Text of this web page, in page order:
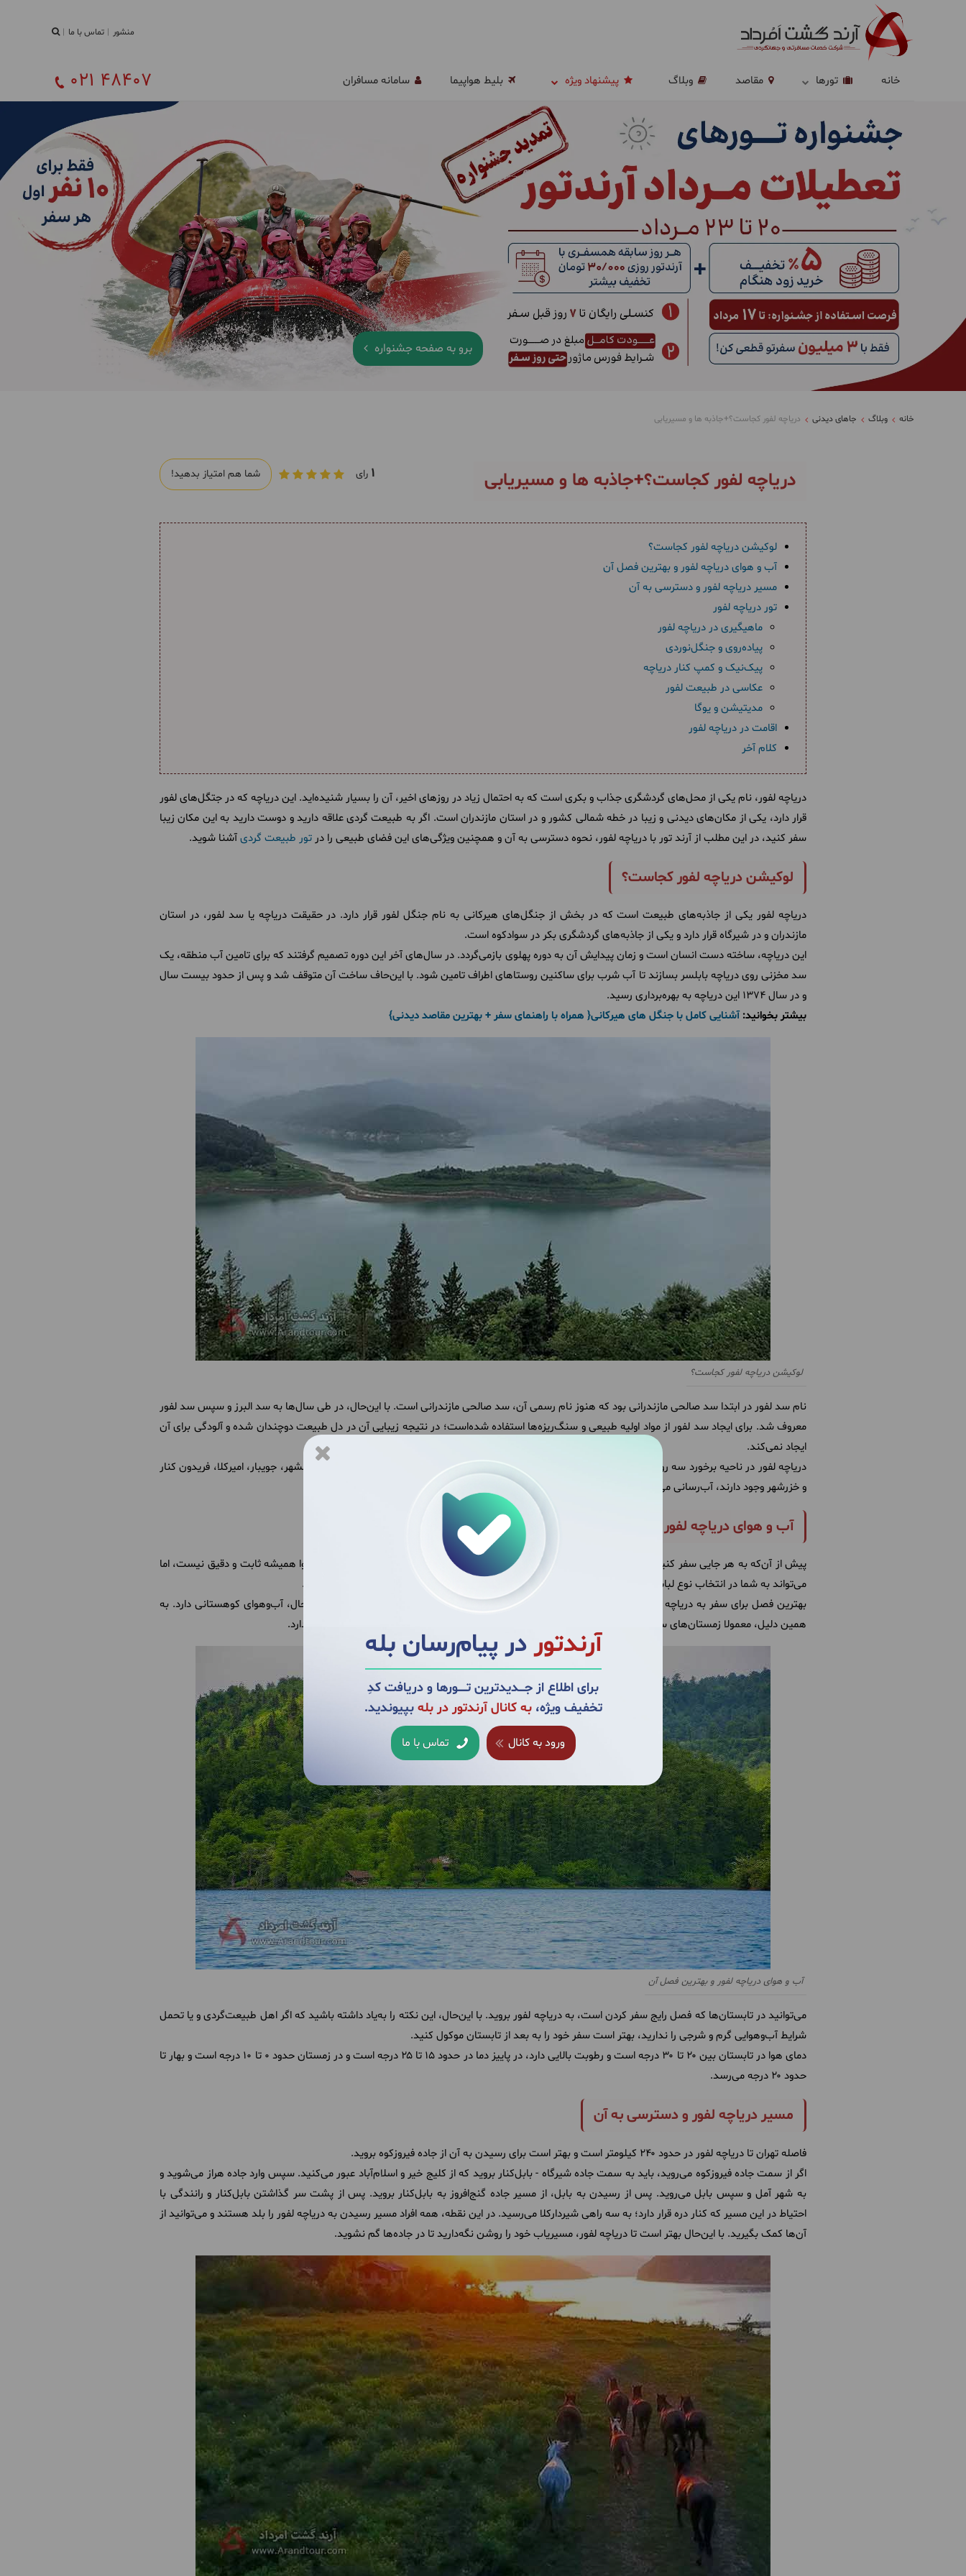
آرندتوردر پیام‌رسان بله
برای اطلاع از جــــدیدترین تــــــورها و دریافت کدِ
تخفیف ویژه،به کانال آرندتور در بله بپیوندید.
ورود به کانال تماس با ما
منشور تماس با ما
خانه تورها مقاصد وبلاگ پیشنهاد ویژه بلیط هواپیما سامانه مسافران 021 48407
برو به صفحه جشنواره
خانه وبلاگ جاهای دیدنی دریاچه لفور کجاست؟+جاذبه ها و مسیریابی
دریاچه لفور کجاست؟+جاذبه ها و مسیریابی 1 رای شما هم امتیاز بدهید!
لوکیشن دریاچه لفور کجاست؟
آب و هوای دریاچه لفور و بهترین فصل آن
مسیر دریاچه لفور و دسترسی به آن
تور دریاچه لفور
ماهیگیری در دریاچه لفور
پیاده‌روی و جنگل‌نوردی
پیک‌نیک و کمپ کنار دریاچه
عکاسی در طبیعت لفور
مدیتیشن و یوگا
اقامت در دریاچه لفور
کلام آخر
دریاچه لفور، نام یکی از محل‌های گردشگری جذاب و بکری است که به احتمال زیاد در روزهای اخیر، آن را بسیار شنیده‌اید. این دریاچه که در جتگل‌های لفور
قرار دارد، یکی از مکان‌های دیدنی و زیبا در خطه شمالی کشور و در استان مازندران است. اگر به طبیعت گردی علاقه دارید و دوست دارید به این مکان زیبا
سفر کنید، در این مطلب از آرند تور با دریاچه لفور، نحوه دسترسی به آن و همچنین ویژگی‌های این فضای طبیعی را در تور طبیعت گردیآشنا شوید.
لوکیشن دریاچه لفور کجاست؟
دریاچه لفور یکی از جاذبه‌های طبیعت است که در بخش از جنگل‌های هیرکانی به نام جنگل لفور قرار دارد. در حقیقت دریاچه یا سد لفور، در استان
مازندران و در شیرگاه قرار دارد و یکی از جاذبه‌های گردشگری بکر در سوادکوه است.
این دریاچه، ساخته دست انسان است و زمان پیدایش آن به دوره پهلوی بازمی‌گردد. در سال‌های آخر این دوره تصمیم گرفتند که برای تامین آب منطقه، یک
سد مخزنی روی دریاچه بابلسر بسازند تا آب شرب برای ساکنین روستاهای اطراف تامین شود. با این‌حاف ساخت آن متوقف شد و پس از حدود بیست سال
و در سال ۱۳۷۴ این دریاچه به بهره‌برداری رسید.
بیشتر بخوانید:آشنایی کامل با جنگل های هیرکانی{ همراه با راهنمای سفر + بهترین مقاصد دیدنی}
لوکیشن دریاچه لفور کجاست؟
نام سد لفور در ابتدا سد صالحی مازندرانی بود که هنوز نام رسمی آن، سد صالحی مازندرانی است. با این‌حال، در طی سال‌ها به سد البرز و سپس سد لفور
معروف شد. برای ایجاد سد لفور از مواد اولیه طبیعی و سنگ‌ریزه‌ها استفاده شده‌است؛ در نتیجه زیبایی آن در دل طبیعت دوچندان شده و آلودگی برای آن
ایجاد نمی‌کند.
دریاچه لفور در ناحیه برخورد سه رودخانه کارسنگ، اسکلیم و آذررود به‌وجود آمده است و به روستاهایی که در بابل، قائمشهر، جویبار، امیرکلا، فریدون کنار
و خزرشهر وجود دارند، آب‌رسانی می‌کند. دریاچه لفور حدود ۱۲۲ مترمکعب حجم مفید دارد.
آب و هوای دریاچه لفور و بهترین فصل آن
پیش از آن‌که به هر جایی سفر کنید، بهتر است درباره آب‌وهوای آن‌جا اطلاعات کافی داشته باشید. با وجود آن‌که آب‌وهوا همیشه ثابت و دقیق نیست، اما
می‌تواند به شما در انتخاب نوع لباس و حتی نوع سفر شما که پیک‌نیکی باشد و یا در یک اقامتگاه سپری شود، کمک کند.
بهترین فصل برای سفر به دریاچه لفور، پاییز و بهار است. در حقیقت، این دریاچه تا دریا فاصله زیادی ندارد و در عین حال، آب‌وهوای کوهستانی دارد. به
همین دلیل، معمولا زمستان‌های سرد، تابستان‌های گرم و شرجی، بهار معتدل و مرطوب و همچنین پاییز معتدل و خنک دارد.
آب و هوای دریاچه لفور و بهترین فصل آن
می‌توانید در تابستان‌ها که فصل رایج سفر کردن است، به دریاچه لفور بروید. با این‌حال، این نکته را به‌یاد داشته باشید که اگر اهل طبیعت‌گردی و یا تحمل
شرایط آب‌وهوایی گرم و شرجی را ندارید، بهتر است سفر خود را به بعد از تابستان موکول کنید.
دمای هوا در تابستان بین ۲۰ تا ۳۰ درجه است و رطوبت بالایی دارد، در پاییز دما در حدود ۱۵ تا ۲۵ درجه است و در زمستان حدود ۰ تا ۱۰ درجه است و بهار تا
حدود ۲۰ درجه می‌رسد.
مسیر دریاچه لفور و دسترسی به آن
فاصله تهران تا دریاچه لفور در حدود ۲۴۰ کیلومتر است و بهتر است برای رسیدن به آن از جاده فیروزکوه بروید.
اگر از سمت جاده فیروزکوه می‌روید، باید به سمت جاده شیرگاه - بابل‌کنار بروید که از کلیج خیر و اسلام‌آباد عبور می‌کنید. سپس وارد جاده هراز می‌شوید و
به شهر آمل و سپس بابل می‌روید. پس از رسیدن به بابل، از مسیر جاده گنج‌افروز به بابل‌کنار بروید. پس از پشت سر گذاشتن بابل‌کنار و رانندگی با
احتیاط در این مسیر که کنار دره قرار دارد؛ به سه راهی شیردارکلا می‌رسید. در این نقطه، همه افراد مسیر رسیدن به دریاچه لفور را بلد هستند و می‌توانید از
آن‌ها کمک بگیرید. با این‌حال بهتر است تا دریاچه لفور، مسیریاب خود را روشن نگه‌دارید تا در جاده‌ها گم نشوید.